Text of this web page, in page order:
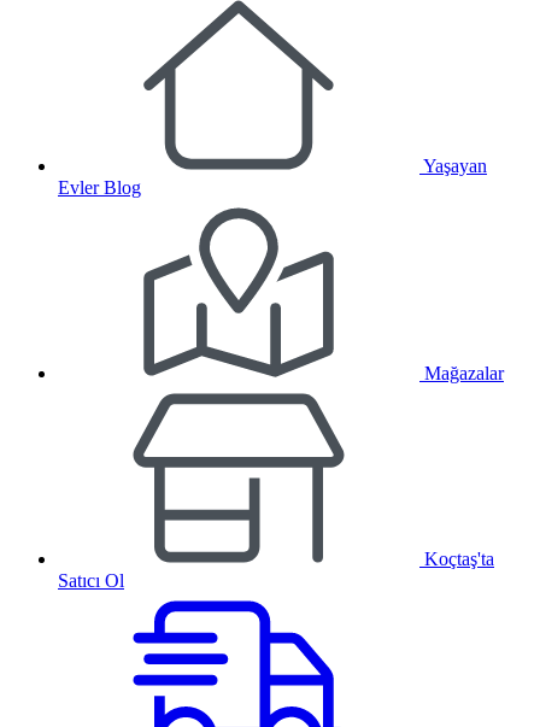
Yaşayan
Evler Blog
Mağazalar
Koçtaş'ta
Satıcı Ol